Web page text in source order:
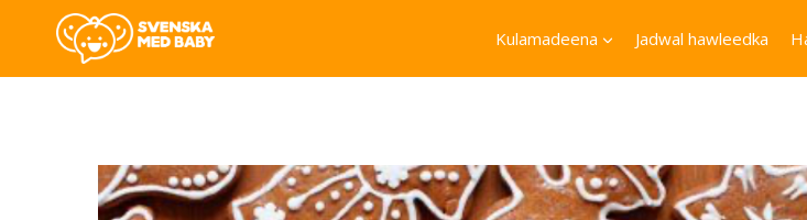
Kulamadeena Jadwal hawleedka